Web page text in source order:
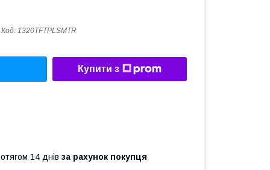
Код: 1320TFTPLSMTR
Купити з
14 днів за рахунок покупця